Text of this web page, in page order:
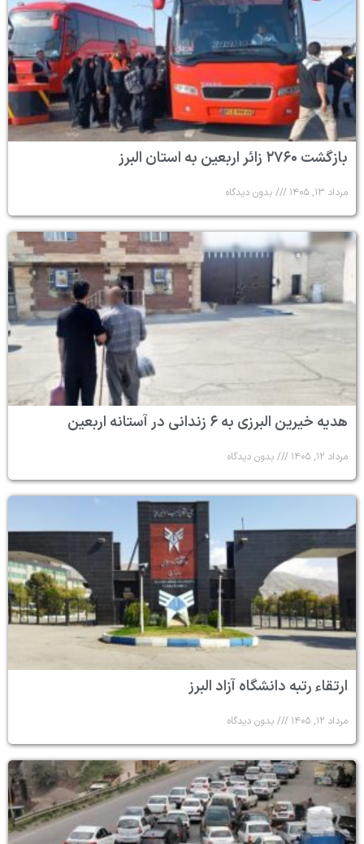
بازگشت ۲۷۶۰ زائر اربعین به استان البرز
مرداد ۱۳, ۱۴۰۵ بدون دیدگاه
هدیه خیرین البرزی به ۶ زندانی در آستانه اربعین
مرداد ۱۲, ۱۴۰۵ بدون دیدگاه
ارتقاء رتبه دانشگاه آزاد البرز
مرداد ۱۲, ۱۴۰۵ بدون دیدگاه